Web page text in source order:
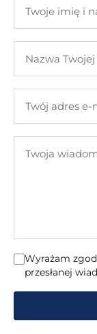
imię
nazwisko
Twojej
adres
mail
wiadomość
Wyrażam
przesłanej